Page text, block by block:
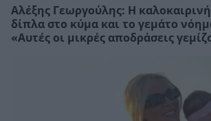
Αλέξης Γεωργούλης: Η
δίπλα στο κύμα και το γεμάτο
«Αυτές οι μικρές αποδράσεις